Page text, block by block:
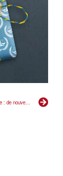
Anniversaire de Poutine : de nouveaux actes d’accusation à La Haye comme seul cadeau possible